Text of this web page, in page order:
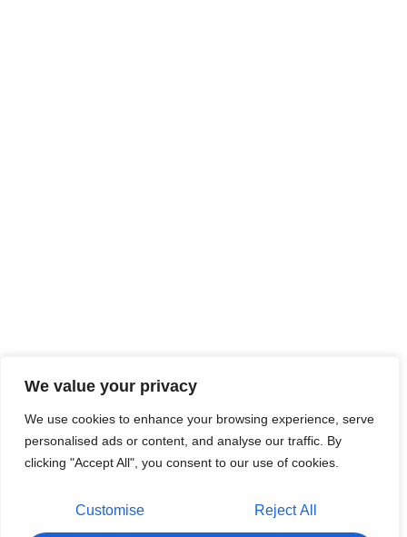
We value your privacy
We use cookies to enhance your browsing experience, serve
personalised ads or content, and analyse our traffic. By
clicking "Accept All", you consent to our use of cookies.
Customise Reject All